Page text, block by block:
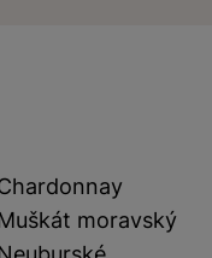
moravský